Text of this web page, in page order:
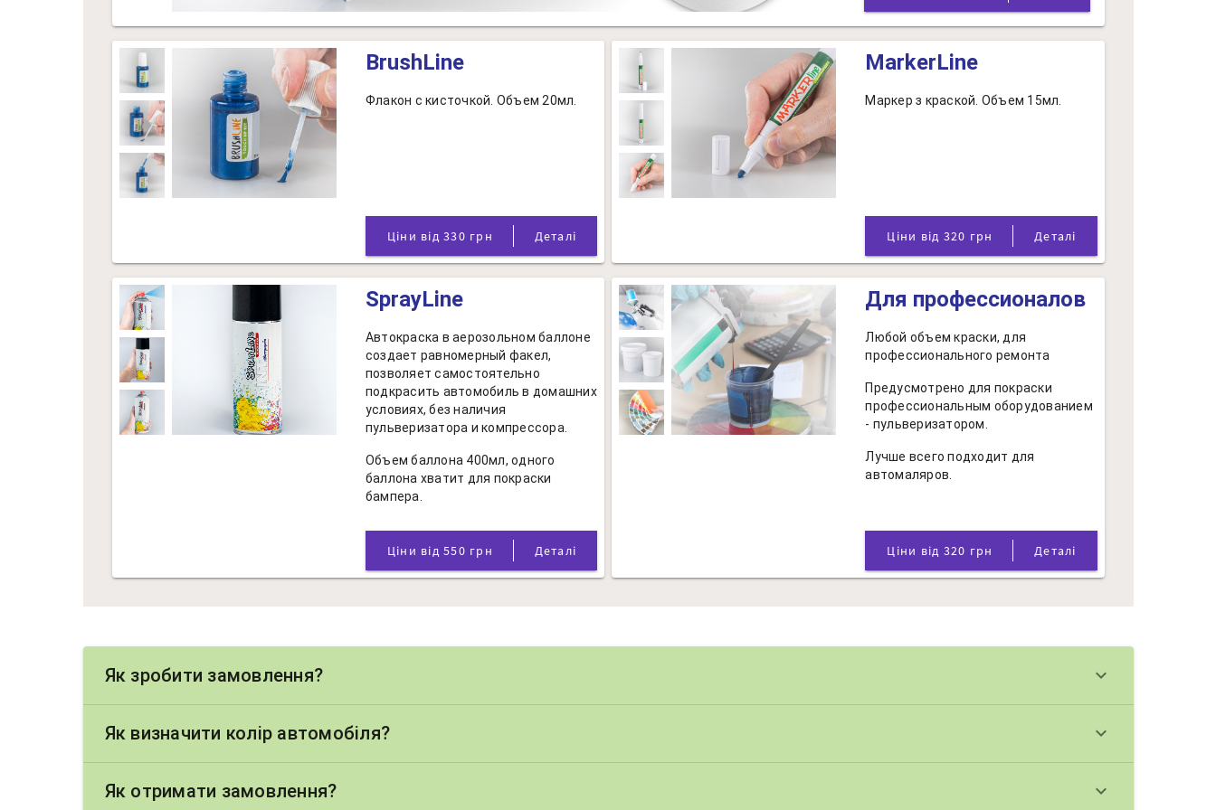
BrushLine
Флакон с кисточкой. Объем 20мл.
Ціни від 330 грн Деталі
MarkerLine
Маркер з краской. Объем 15мл.
Ціни від 320 грн Деталі
SprayLine
Автокраска в аерозольном баллоне
создает равномерный факел,
позволяет самостоятельно
подкрасить автомобиль в домашних
условиях, без наличия
пульверизатора и компрессора.
Объем баллона 400мл, одного
баллона хватит для покраски
бампера.
Ціни від 550 грн Деталі
Для профессионалов
Любой объем краски, для
профессионального ремонта
Предусмотрено для покраски
профессиональным оборудованием
- пульверизатором.
Лучше всего подходит для
автомаляров.
Ціни від 320 грн Деталі
Як зробити замовлення? keyboard_arrow_down
Як визначити колір автомобіля? keyboard_arrow_down
Як отримати замовлення? keyboard_arrow_down